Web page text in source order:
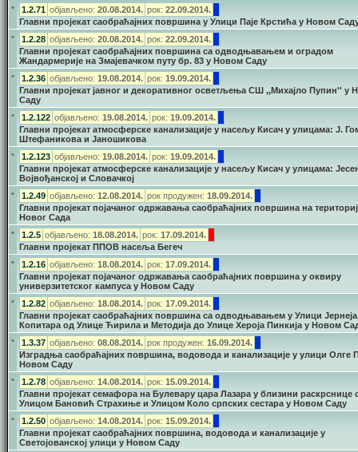
•
1.2.71 објављено: 20.08.2014. рок: 22.09.2014.
Главни пројекат саобраћајних површина у Улици Паје Крстића у Новом
•
1.2.28 објављено: 20.08.2014. рок: 22.09.2014.
Главни пројекат саобраћајних површина са одводњавањем и оградом
Жандармерије на Змајевачком путу бр. 83 у Новом Саду
•
1.2.36 објављено: 19.08.2014. рок: 19.09.2014.
Главни пројекат јавног и декоративног осветљења СШ ,,Михајло Пупин'' у
Саду
•
1.2.122 објављено: 19.08.2014. рок: 19.09.2014.
Главни пројекат атмосферске канализације у насељу Кисач у улицама: Ј.
Штефаникова и Јаношикова
•
1.2.123 објављено: 19.08.2014. рок: 19.09.2014.
Главни пројекат атмосферске канализације у насељу Кисач у улицама:
Војвођанској и Словачкој
•
1.2.49 објављено: 12.08.2014. рок продужен: 18.09.2014.
Главни пројекат појачаног одржавања саобраћајних површина на
Новог Сада
•
1.2.5 објављено: 18.08.2014. рок: 17.09.2014.
Главни пројекат ППОВ насеља Бегеч
•
1.2.16 објављено: 18.08.2014. рок: 17.09.2014.
Главни пројекат појачаног одржавања саобраћајних површина у оквиру
универзитетског кампуса у Новом Саду
•
1.2.82 објављено: 18.08.2014. рок: 17.09.2014.
Главни пројекат саобраћајних површина са одводњавањем у Улици Јернеја
Копитара од Улице Ћирила и Методија до Улице Хероја Пинкија у Новом
•
1.3.37 објављено: 08.08.2014. рок продужен: 16.09.2014.
Изградња саобраћајних површина, водовода и канализације у улици Олге
Новом Саду
•
1.2.78 објављено: 14.08.2014. рок: 15.09.2014.
Главни пројекат семафора на Булевару цара Лазара у близини раскрснице
Улицом Бановић Страхиње и Улицом Коло српских сестара у Новом Саду
•
1.2.50 објављено: 14.08.2014. рок: 15.09.2014.
Главни пројекат саобраћајних површина, водовода и канализације у
Светојованској улици у Новом Саду